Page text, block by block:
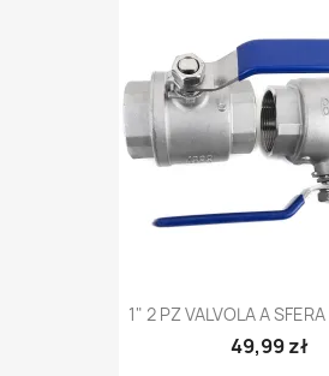
1" 2 PZ VALVOLA A
49,99 zł